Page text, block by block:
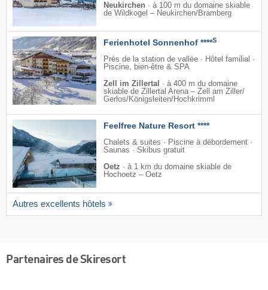
Neukirchen · à 100 m du domaine skiable
de Wildkogel – Neukirchen/​Bramberg
Ferienhotel Sonnenhof ****S
Près de la station de vallée · Hôtel familial ·
Piscine, bien-être & SPA
Zell im Zillertal · à 400 m du domaine
skiable de Zillertal Arena – Zell am Ziller/​
Gerlos/​Königsleiten/​Hochkrimml
Feelfree Nature Resort ****
Chalets & suites · Piscine à débordement ·
Saunas · Skibus gratuit
Oetz · à 1 km du domaine skiable de
Hochoetz – Oetz
Autres excellents hôtels
Partenaires de Skiresort